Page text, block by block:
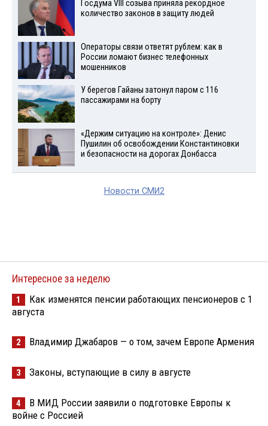
Госдума VIII созыва приняла рекордное
количество законов в защиту людей
Операторы связи ответят рублем: как в
России ломают бизнес телефонных
мошенников
У берегов Гайаны затонул паром с 116
пассажирами на борту
«Держим ситуацию на контроле»: Денис
Пушилин об освобождении Константиновки
и безопасности на дорогах Донбасса
Новости СМИ2
Интересное за неделю
1
Как изменятся пенсии работающих пенсионеров с 1
августа
2 Владимир Джабаров — о том, зачем Европе Армения
3 Законы, вступающие в силу в августе
4
В МИД России заявили о подготовке Европы к
войне с Россией